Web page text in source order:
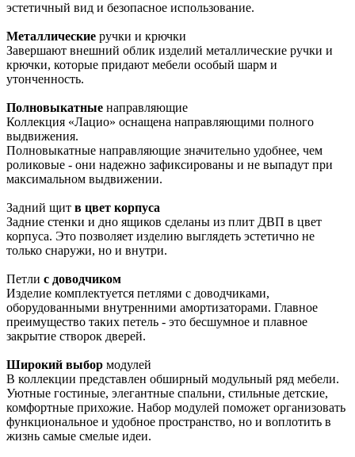
эстетичный вид и безопасное использование.
Металлические ручки и крючки
Завершают внешний облик изделий металлические ручки и
крючки, которые придают мебели особый шарм и
утонченность.
Полновыкатные направляющие
Коллекция «Лацио» оснащена направляющими полного
выдвижения.
Полновыкатные направляющие значительно удобнее, чем
роликовые - они надежно зафиксированы и не выпадут при
максимальном выдвижении.
Задний щит в цвет корпуса
Задние стенки и дно ящиков сделаны из плит ДВП в цвет
корпуса. Это позволяет изделию выглядеть эстетично не
только снаружи, но и внутри.
Петли с доводчиком
Изделие комплектуется петлями с доводчиками,
оборудованными внутренними амортизаторами. Главное
преимущество таких петель - это бесшумное и плавное
закрытие створок дверей.
Широкий выбор модулей
В коллекции представлен обширный модульный ряд мебели.
Уютные гостиные, элегантные спальни, стильные детские,
комфортные прихожие. Набор модулей поможет организовать
функциональное и удобное пространство, но и воплотить в
жизнь самые смелые идеи.